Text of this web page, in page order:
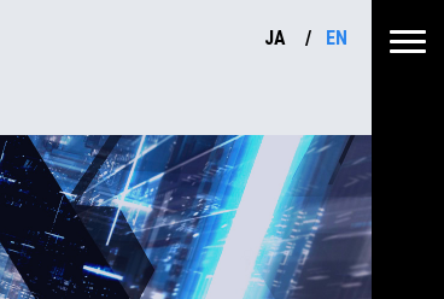
JA EN